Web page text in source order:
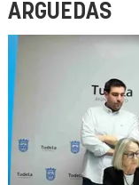
ARGUEDAS